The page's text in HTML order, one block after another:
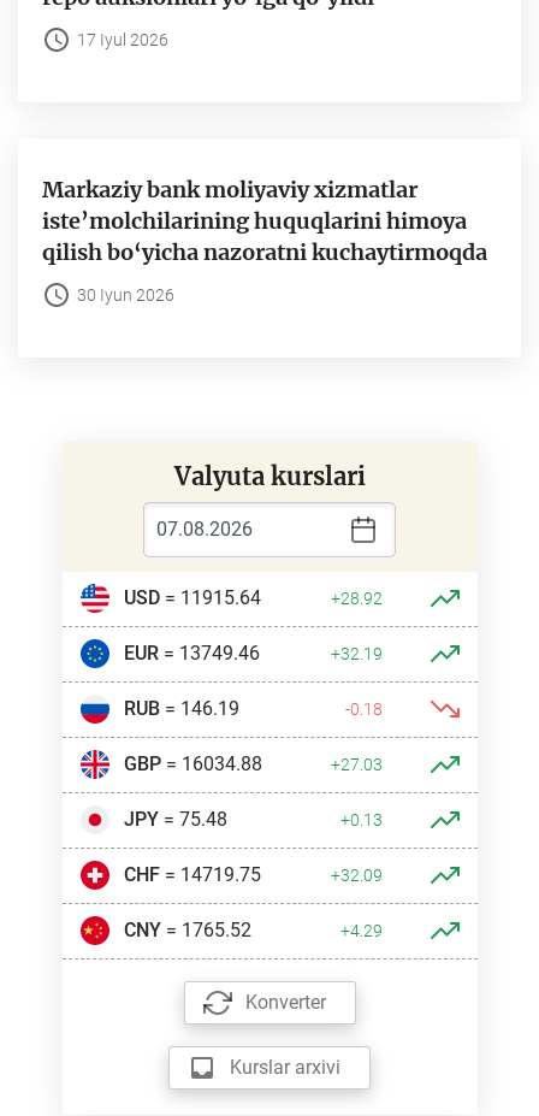
17 Iyul 2026
Markaziy bank moliyaviy xizmatlar
iste’molchilarining huquqlarini himoya
qilish bo‘yicha nazoratni kuchaytirmoqda
30 Iyun 2026
Valyuta kurslari
USD= 11915.64 +28.92
EUR= 13749.46 +32.19
RUB= 146.19 -0.18
GBP= 16034.88 +27.03
JPY= 75.48 +0.13
CHF= 14719.75 +32.09
CNY= 1765.52 +4.29
Konverter
Kurslar arxivi